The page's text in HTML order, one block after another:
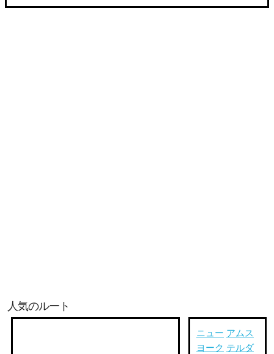
人気のルート
ニュー
ヨーク
アムス
テルダ